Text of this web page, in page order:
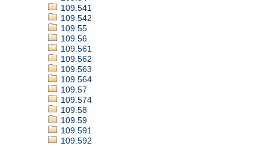
109.541
109.542
109.55
109.56
109.561
109.562
109.563
109.564
109.57
109.574
109.58
109.59
109.591
109.592